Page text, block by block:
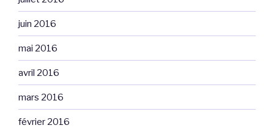
juin 2016
mai 2016
avril 2016
mars 2016
février 2016